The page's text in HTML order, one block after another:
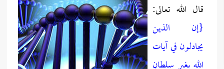
قال الله تعالى:
{إن الذين
يجادلون في آيات